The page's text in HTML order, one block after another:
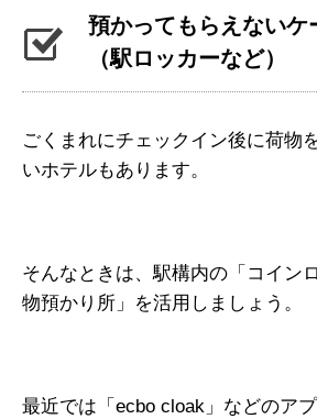
預かってもらえないケ
（駅ロッカーなど）
ごくまれにチェックイン後に荷物
いホテルもあります。
そんなときは、駅構内の「コイン
物預かり所」を活用しましょう。
最近では「ecbo cloak」などのア